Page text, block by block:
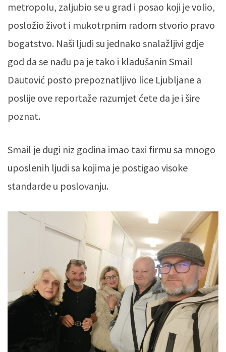
metropolu, zaljubio se u grad i posao koji je volio,
posložio život i mukotrpnim radom stvorio pravo
bogatstvo. Naši ljudi su jednako snalažljivi gdje
god da se nađu pa je tako i kladušanin Smail
Dautović posto prepoznatljivo lice Ljubljane a
poslije ove reportaže razumjet ćete da je i šire
poznat.
Smail je dugi niz godina imao taxi firmu sa mnogo
uposlenih ljudi sa kojima je postigao visoke
standarde u poslovanju.